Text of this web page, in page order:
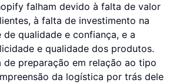
falham devido à falta de valor
à falta de investimento na
qualidade e confiança, e a
e qualidade dos produtos.
de preparação em relação ao tipo
da logística por trás dele